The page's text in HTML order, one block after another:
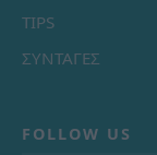
TIPS
ΣΥΝΤΑΓΕΣ
FOLLOW US